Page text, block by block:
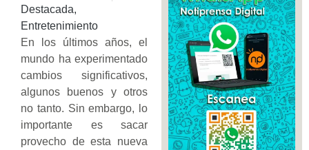
Destacada,
Entretenimiento
En los últimos años, el
mundo ha experimentado
cambios significativos,
algunos buenos y otros
no tanto. Sin embargo, lo
importante es sacar
provecho de esta nueva